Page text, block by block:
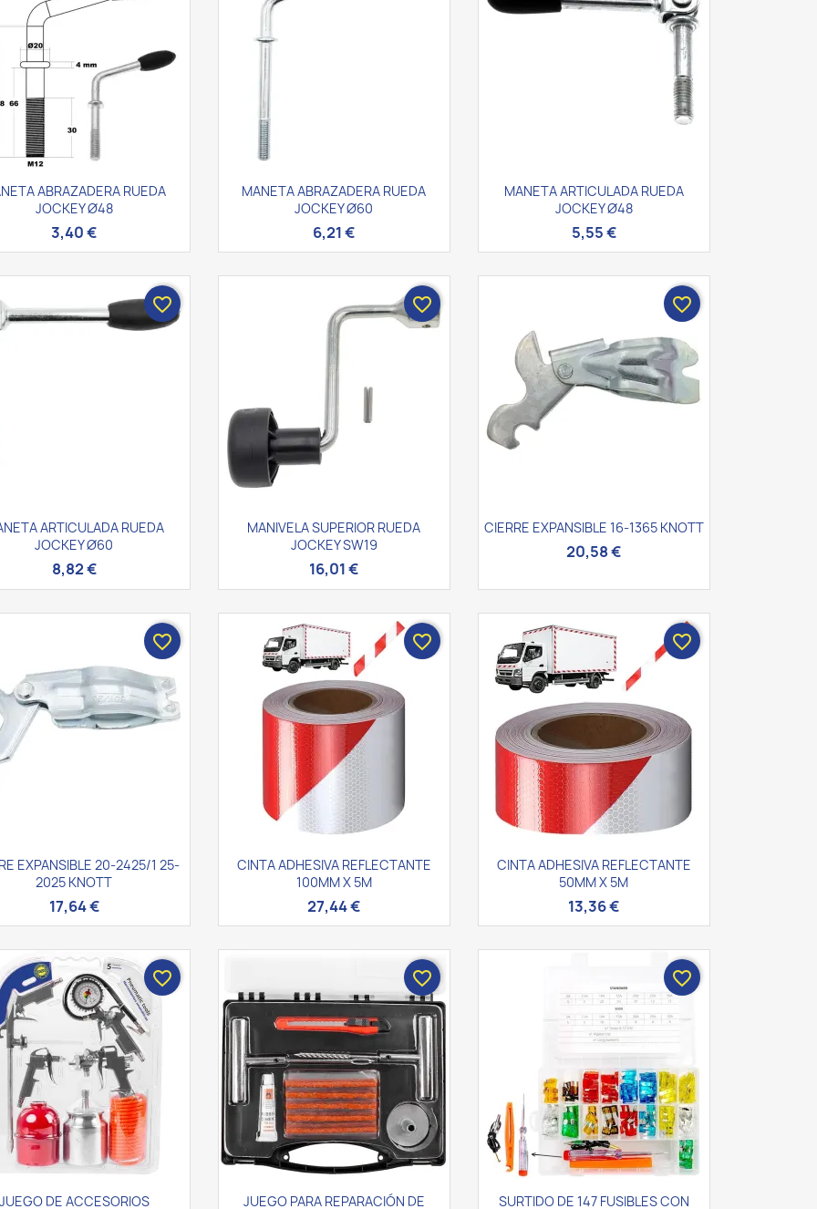
Vista rápida
ABRAZADERA RUEDA
JOCKEY Ø48
3,40 €
Vista rápida
MANETA ABRAZADERA RUEDA
JOCKEY Ø60
6,21 €
Vista rápida
MANETA ARTICULADA RUEDA
JOCKEY Ø48
5,55 €
Vista rápida
ARTICULADA RUEDA
JOCKEY Ø60
8,82 €
favorite_border
Vista rápida
MANIVELA SUPERIOR RUEDA
JOCKEY SW19
16,01 €
favorite_border
Vista rápida
CIERRE EXPANSIBLE 16-1365 KNOTT
20,58 €
favorite_border
Vista rápida
EXPANSIBLE 20-2425/1 25-
2025 KNOTT
17,64 €
favorite_border
Vista rápida
CINTA ADHESIVA REFLECTANTE
100MM X 5M
27,44 €
favorite_border
Vista rápida
CINTA ADHESIVA REFLECTANTE
50MM X 5M
13,36 €
favorite_border
Vista rápida
DE ACCESORIOS
favorite_border
Vista rápida
JUEGO PARA REPARACIÓN DE
favorite_border
Vista rápida
SURTIDO DE 147 FUSIBLES CON
favorite_border